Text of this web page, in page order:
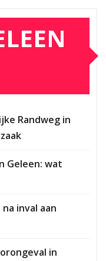
Randweg in
Geleen: wat
inval aan
in